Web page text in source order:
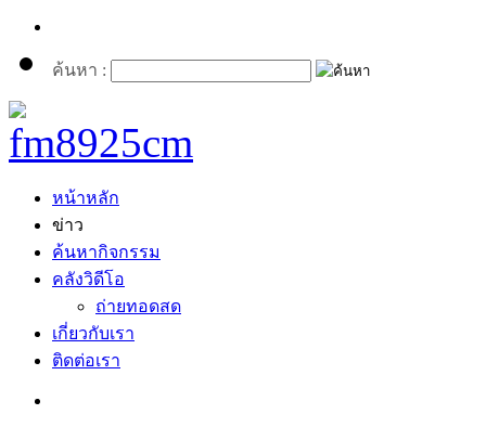
ค้นหา :
หน้าหลัก
ข่าว
ค้นหากิจกรรม
คลังวิดีโอ
ถ่ายทอดสด
เกี่ยวกับเรา
ติดต่อเรา